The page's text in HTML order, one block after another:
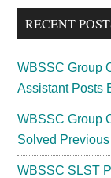
...
RECENT
WBSSC Group
Assistant Posts
WBSSC Group
Solved
WBSSC SLST